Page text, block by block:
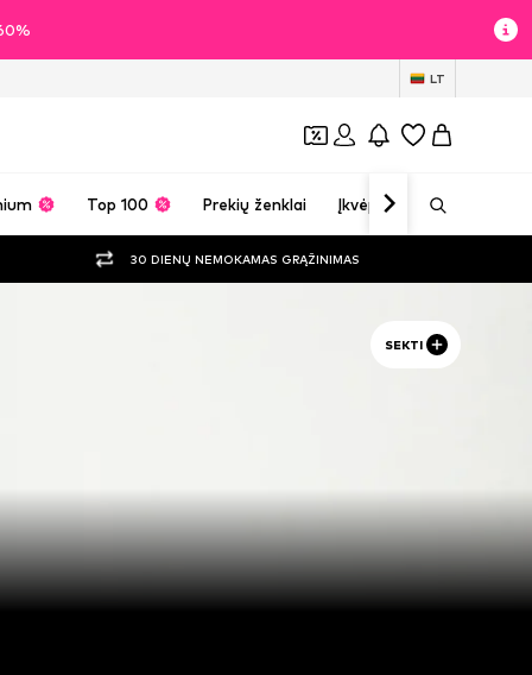
LT
Top 100 Prekių ženklai Įkvėpimas
30 DIENŲ NEMOKAMAS GRĄŽINIMAS
SEKTI